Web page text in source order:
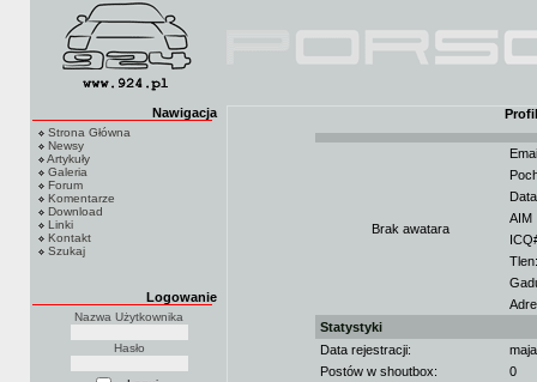
Nawigacja
Strona Główna
Newsy
Artykuły
Galeria
Forum
Komentarze
Download
Linki
Kontakt
Szukaj
Logowanie
Nazwa Użytkownika
Hasło
Brak awatara
AIM
Tlen:
Statystyki
Data rejestracji:
Postów w shoutbox:
0